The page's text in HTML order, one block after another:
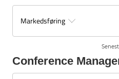
Strategiværksted 2:
erhvervslivets
Her kan du også gøre din
Markedsføring
Conference